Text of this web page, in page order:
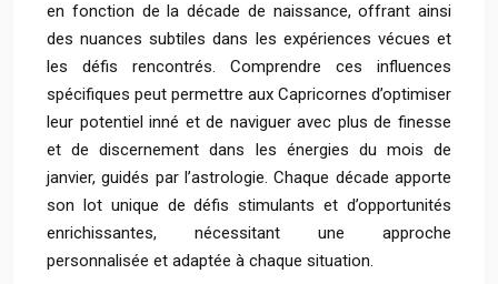
en fonction de la décade de naissance, offrant ainsi
des nuances subtiles dans les expériences vécues et
les défis rencontrés. Comprendre ces influences
spécifiques peut permettre aux Capricornes d’optimiser
leur potentiel inné et de naviguer avec plus de finesse
et de discernement dans les énergies du mois de
janvier, guidés par l’astrologie. Chaque décade apporte
son lot unique de défis stimulants et d’opportunités
enrichissantes, nécessitant une approche
personnalisée et adaptée à chaque situation.